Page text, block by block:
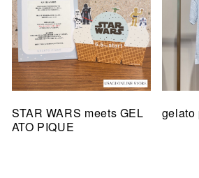
STAR WARS meets GEL
ATO PIQUE
gelato